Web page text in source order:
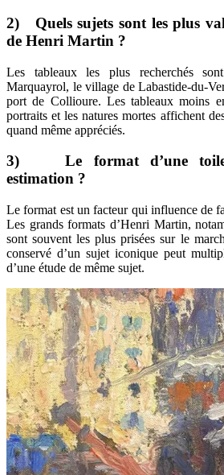
2) Quels sujets sont les plus
de Henri Martin ?
Les tableaux les plus recherchés
Marquayrol, le village de Labastide-du-
port de Collioure. Les tableaux moins
portraits et les natures mortes affichent
quand même appréciés.
3) Le format d’une toile
estimation ?
Le format est un facteur qui influence de
Les grands formats d’Henri Martin,
sont souvent les plus prisées sur le
conservé d’un sujet iconique peut
d’une étude de même sujet.